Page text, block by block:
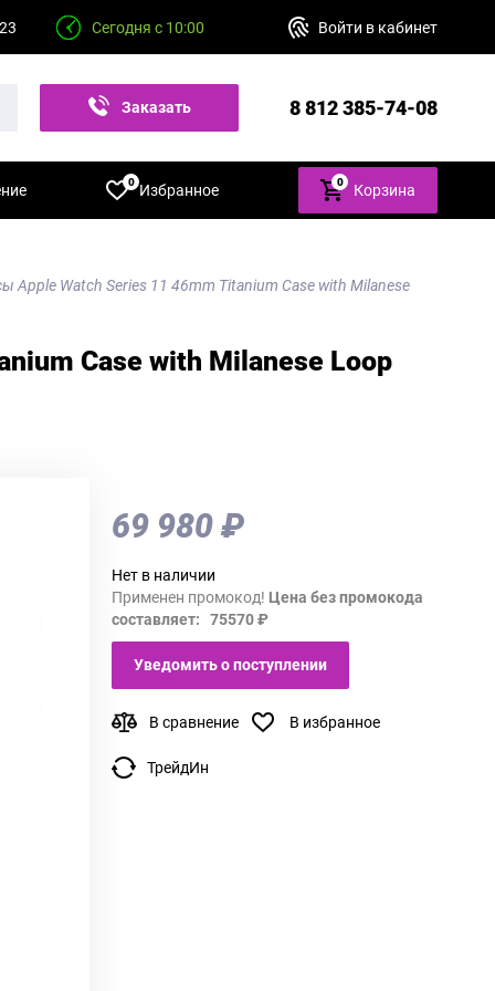
Сегодня с 10:00 Войти в кабинет
Заказать 8 812 385-74-08
Избранное
0 0 Корзина
Apple Watch Series 11 46mm Titanium Case with Milanese
Case with Milanese Loop
69 980 ₽
Нет в наличии
Применен промокод! Цена без промокода
составляет: 75570 ₽
Уведомить о поступлении
В сравнение В избранное
ТрейдИн